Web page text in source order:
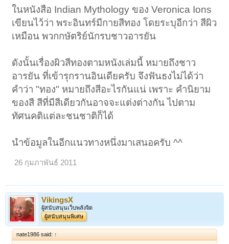
เสฐียร พันธรังษี. พุทธประวัติมหายาน (พุทธประวัติฉบับค้นพบใหม่)
กรุงเทพฯ : แพร่วิทยา, 2525 น่าสังเกตว่า ในพระสูตรกล่าวถึงมหาปุริสลัก
ษณะ 32 ประการ ข้อหนึ่งว่า"สุวณฺณวณฺโณ" พระพุทธเจ้าทรงมีผิวดั่งทอง
ในหนังสือ Indian Mythology ของ Veronica Ions
เขียนไว้ว่า พระอินทร์มีกายสีทอง โดยระบุอีกว่า สีผิว
เหมือน พวกกษัตริย์นักรบชาวอารยัน
ดังนั้นเรื่องผิวสีทองตามหนังเล่มนี้ หมายถึงชาว
อารยัน ที่เข้ารุกรานอินเดียครับ จึงฟันธงไม่ได้ว่า
คำว่า "ทอง" หมายถึงสีอะไรกันแน่ เพราะ คำนิยาม
ของสี สีที่มีสีเดียวกันอาจจะแต่งต่างกัน ไปตาม
ทัศนคติแต่ละชนชาติก็ได้
นำข้อมูลในอีกแนวทางหนึ่งมาเสนอครับ ^^
26 กุมภาพันธ์ 2011
VikingsX
ผู้สนับสนุนเว็บพลังจิต
ผู้สนับสนุนพิเศษ
nate1986 said: ↑